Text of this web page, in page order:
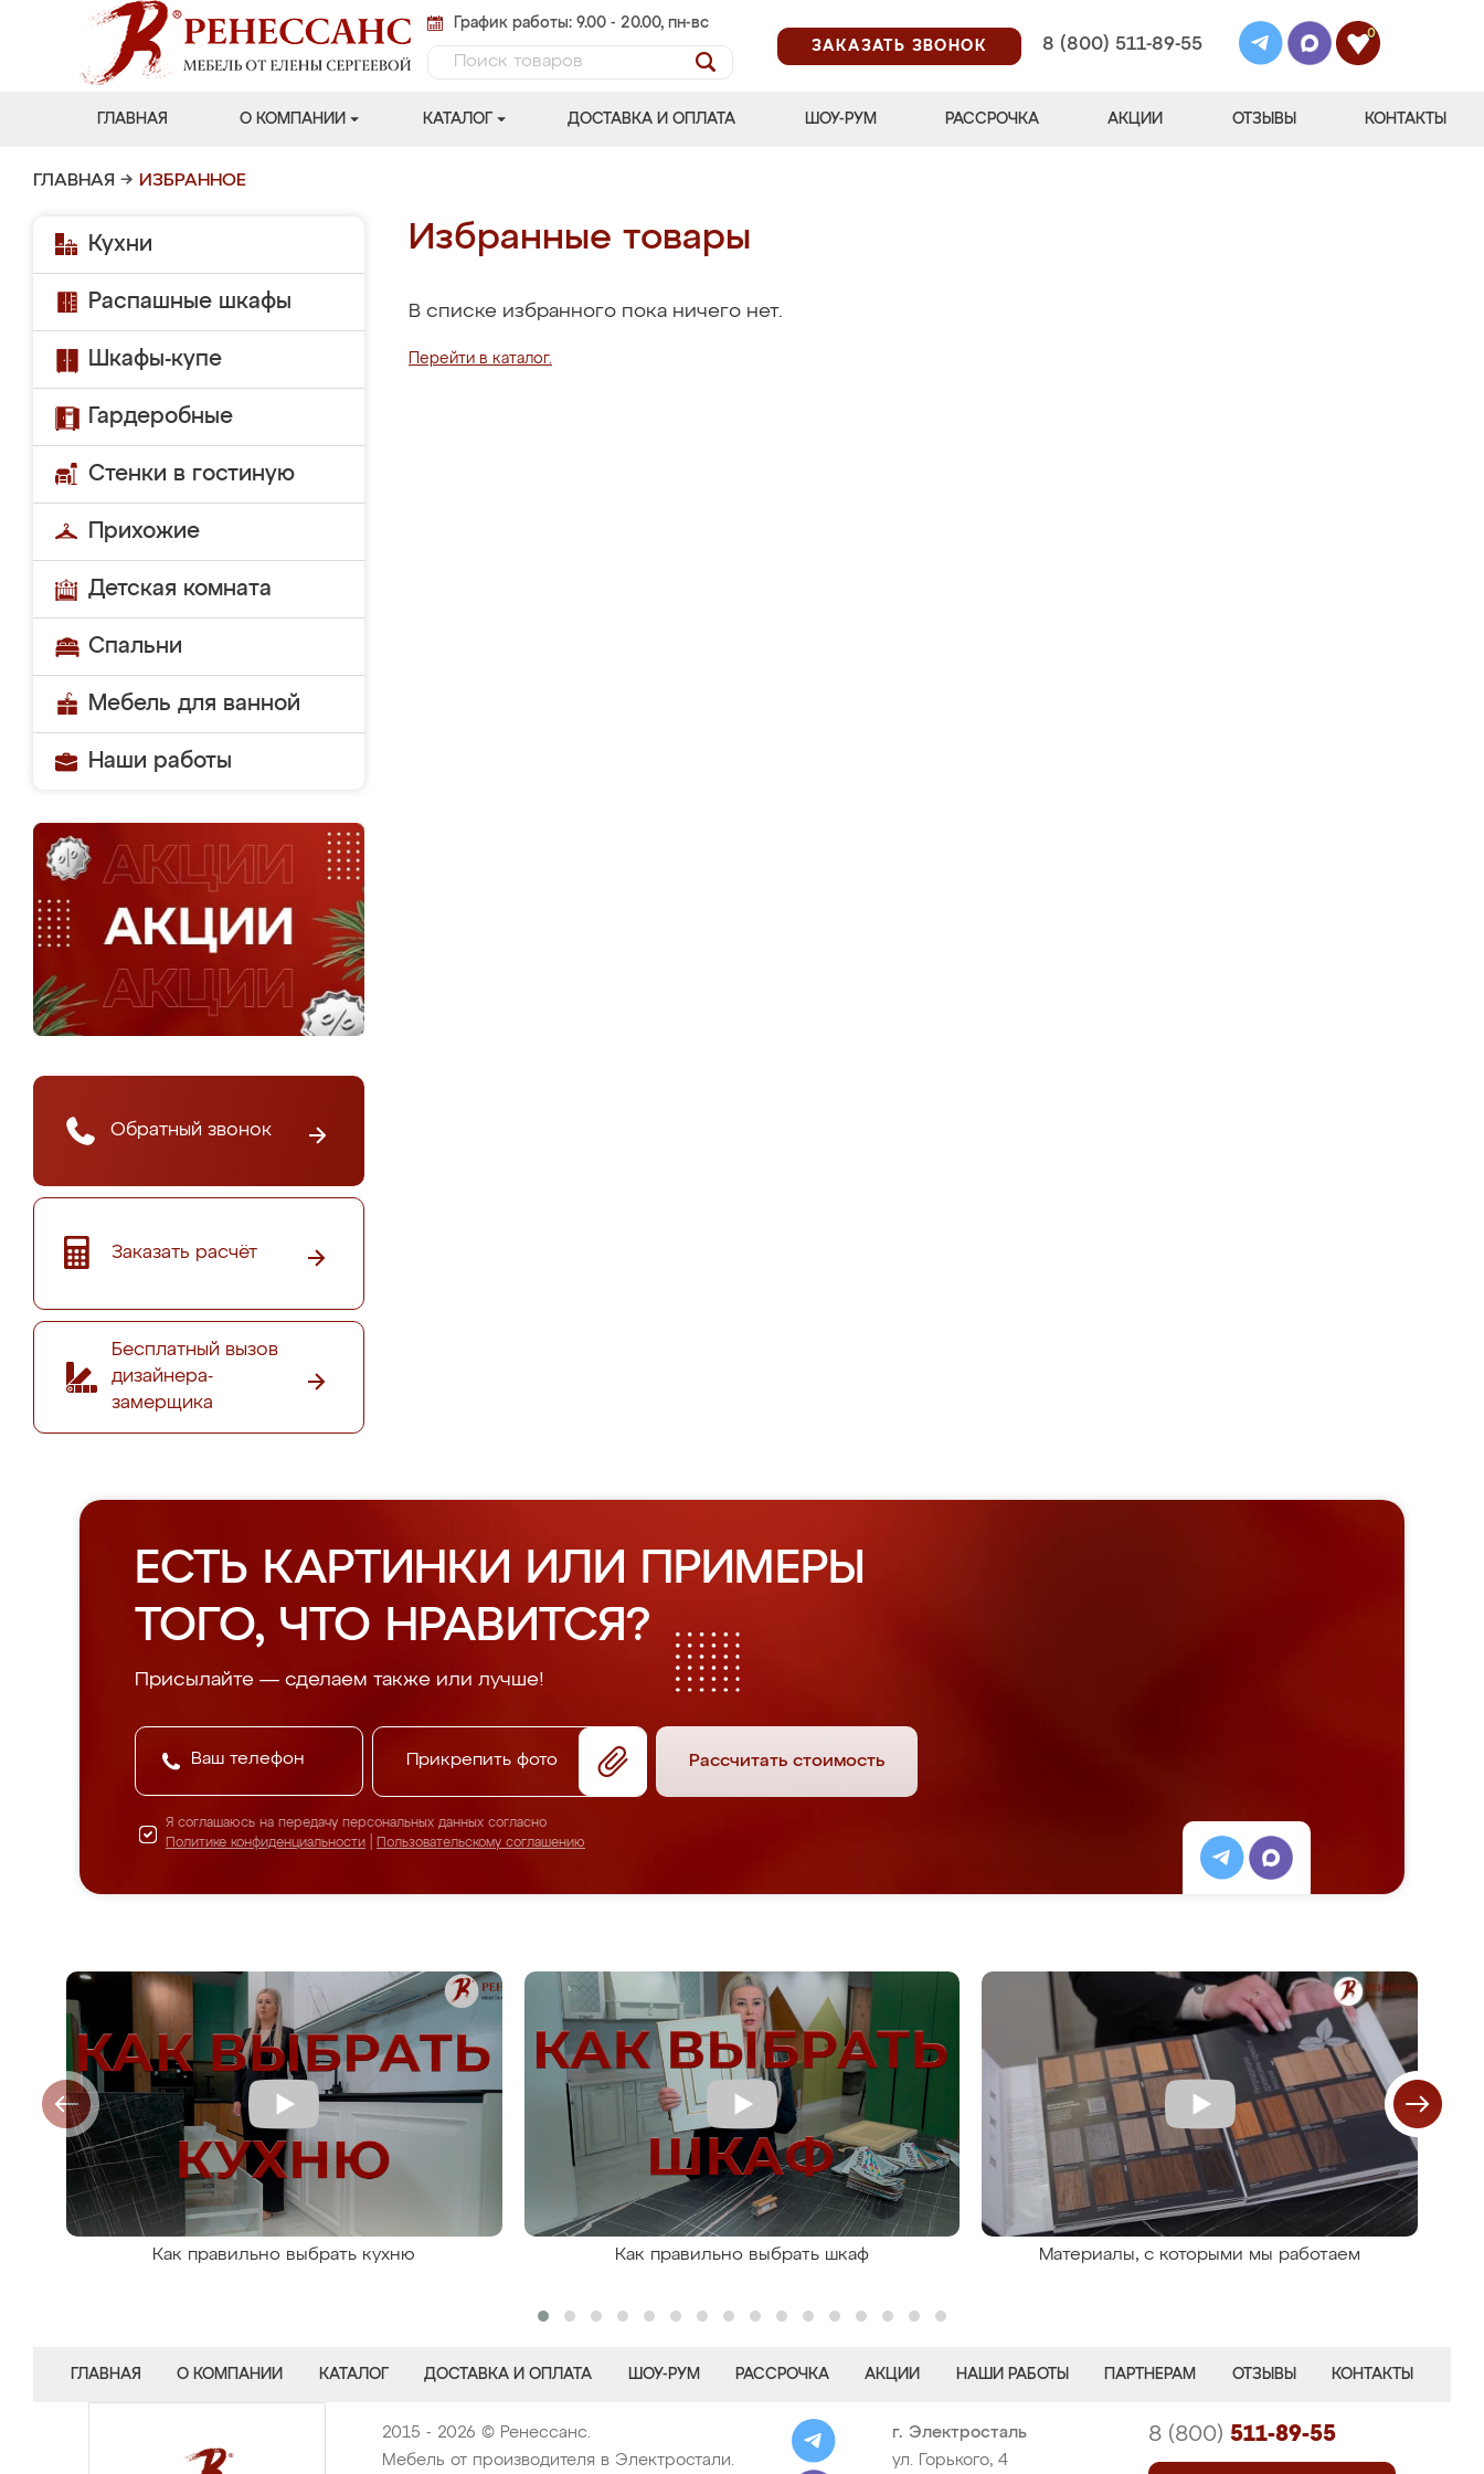
График работы: 9.00 - 20.00, пн-вс
ЗАКАЗАТЬ ЗВОНОК
8 (800) 511-89-55
0
ГЛАВНАЯ О КОМПАНИИ КАТАЛОГ ДОСТАВКА И ОПЛАТА ШОУ-РУМ РАССРОЧКА АКЦИИ ОТЗЫВЫ КОНТАКТЫ
ГЛАВНАЯ → ИЗБРАННОЕ
Кухни
Распашные шкафы
Шкафы-купе
Гардеробные
Стенки в гостиную
Прихожие
Детская комната
Спальни
Мебель для ванной
Наши работы
Обратный звонок
Заказать расчёт
Бесплатный вызов
дизайнера-
замерщика
Избранные товары
В списке избранного пока ничего нет.
Перейти в каталог.
ЕСТЬ КАРТИНКИ ИЛИ ПРИМЕРЫ
ТОГО, ЧТО НРАВИТСЯ?
Присылайте — сделаем также или лучше!
Прикрепить фото Рассчитать стоимость
Я соглашаюсь на передачу персональных данных согласно
Политике конфиденциальности
Пользовательскому соглашению
Как правильно выбрать кухню Как правильно выбрать шкаф Материалы, с которыми мы работаем
ГЛАВНАЯ О КОМПАНИИ КАТАЛОГ ДОСТАВКА И ОПЛАТА ШОУ-РУМ РАССРОЧКА АКЦИИ НАШИ РАБОТЫ ПАРТНЕРАМ ОТЗЫВЫ КОНТАКТЫ
2015 - 2026 © Ренессанс.
Мебель от производителя в Электростали.
г. Электросталь
ул. Горького, 4
8 (800) 511-89-55